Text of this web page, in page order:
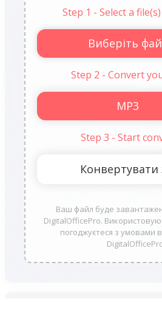
Step 1 - Select a
Виберіть
Step 2 - Convert
Step 3 - Start
Ваш файл буде
DigitalOfficePro.
погоджуєтеся з умовами